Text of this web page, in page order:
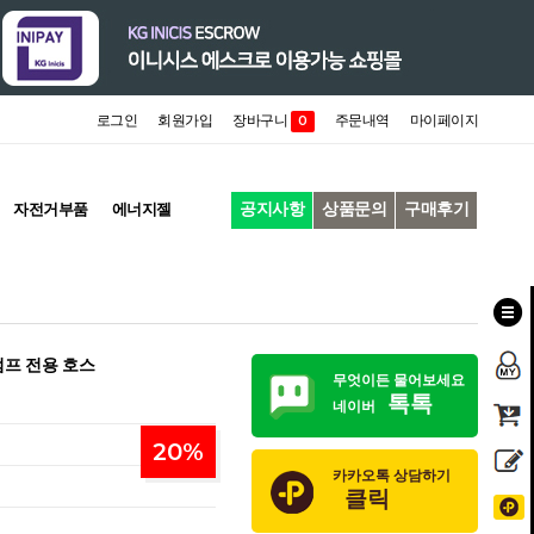
로그인 회원가입 장바구니 0 주문내역 마이페이지
자전거부품 에너지젤 공지사항 상품문의 구매후기
전용 호스
20%
무엇이든 물어보세요
네이버
톡톡
카카오톡 상담하기
클릭